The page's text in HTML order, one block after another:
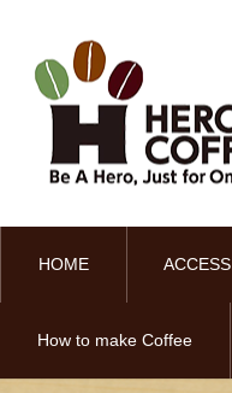
HOME ACCESS
How to make Coffee